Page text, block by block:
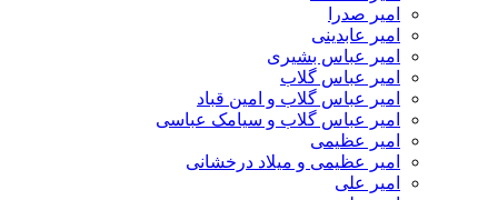
امیر صدرا
امیر عابدینی
امیر عباس بشیری
امیر عباس گلاب
امیر عباس گلاب و امین قباد
امیر عباس گلاب و سیامک عباسی
امیر عظیمی
امیر عظیمی و میلاد درخشانی
امیر علی